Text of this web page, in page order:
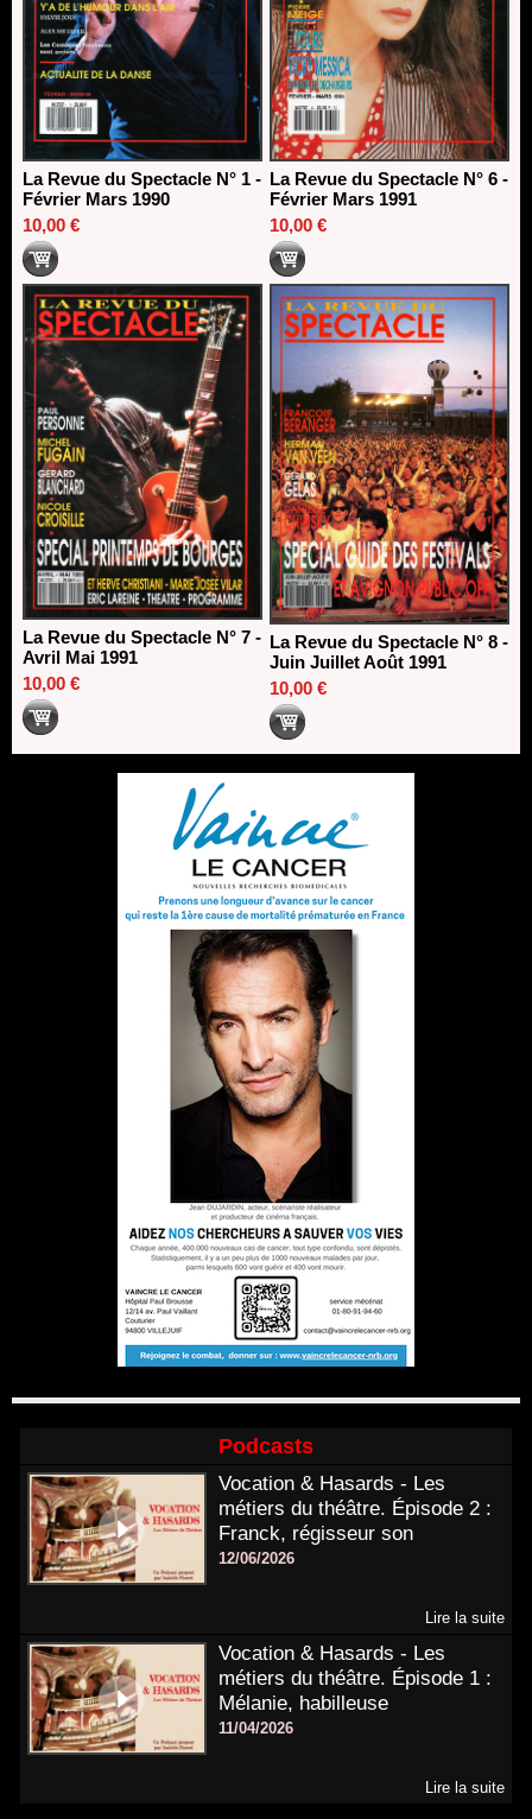
La Revue du Spectacle N° 1 -
Février Mars 1990
10,00 €
La Revue du Spectacle N° 6 -
Février Mars 1991
10,00 €
La Revue du Spectacle N° 7 -
Avril Mai 1991
10,00 €
La Revue du Spectacle N° 8 -
Juin Juillet Août 1991
10,00 €
Podcasts
Vocation & Hasards - Les
métiers du théâtre. Épisode 2 :
Franck, régisseur son
12/06/2026
Lire la suite
Vocation & Hasards - Les
métiers du théâtre. Épisode 1 :
Mélanie, habilleuse
11/04/2026
Lire la suite